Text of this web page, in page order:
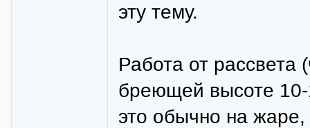
эту тему.
Работа от рассвета
бреющей высоте
это обычно на жаре,